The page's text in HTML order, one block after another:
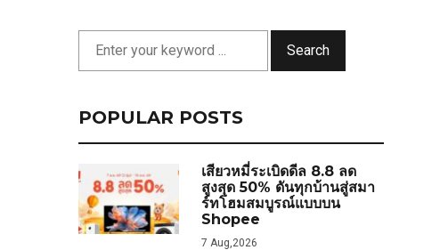
Search
POPULAR POSTS
เสียวหมี่ระเบิดดีล 8.8 ลด
สูงสุด 50% ดันทุกบ้านสู่สมา
ร์ทโฮมสมบูรณ์แบบบน
Shopee
7 Aug,2026